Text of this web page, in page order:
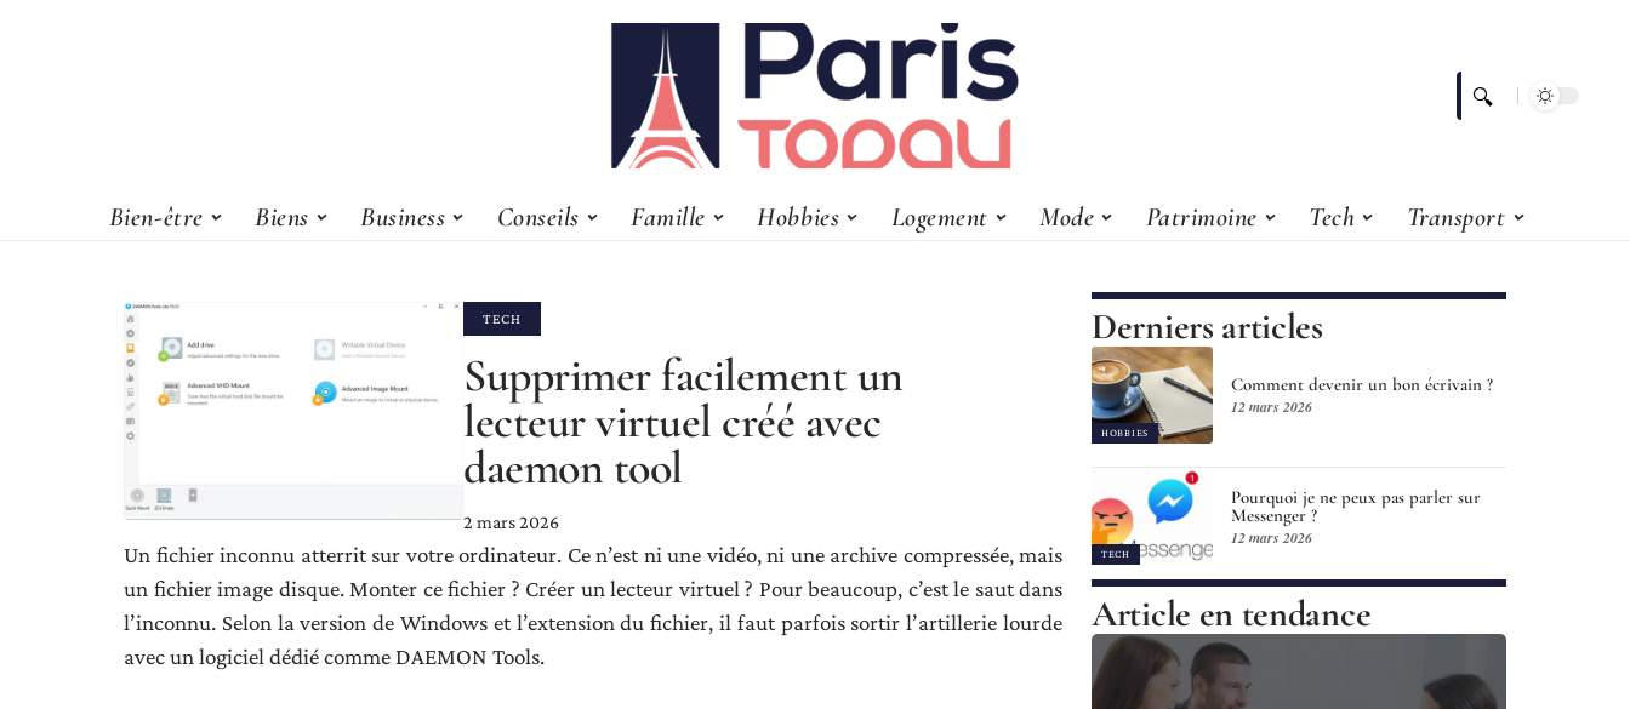
Bien-être Biens Business Conseils Famille Hobbies Logement Mode Patrimoine Tech Transport
TECH
Supprimer facilement un
lecteur virtuel créé avec
daemon tool
2 mars 2026
Un fichier inconnu atterrit sur votre ordinateur. Ce n’est ni une vidéo, ni une archive compressée, mais
un fichier image disque. Monter ce fichier ? Créer un lecteur virtuel ? Pour beaucoup, c’est le saut dans
l’inconnu. Selon la version de Windows et l’extension du fichier, il faut parfois sortir l’artillerie lourde
avec un logiciel dédié comme DAEMON Tools.
Derniers articles
HOBBIES
Comment devenir un bon écrivain ?
12 mars 2026
TECH
Pourquoi je ne peux pas parler sur
Messenger ?
12 mars 2026
Article en tendance